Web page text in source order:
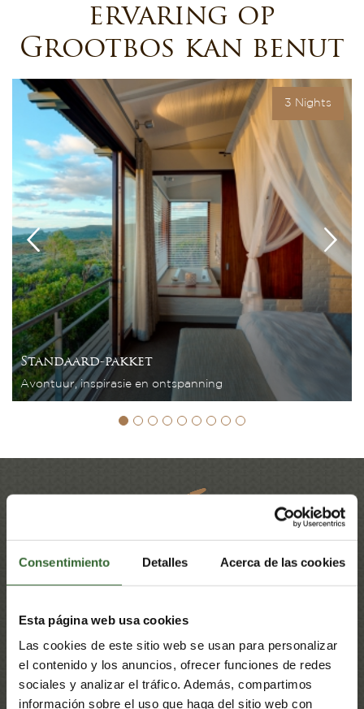
Consentimiento Detalles Acerca de las cookies
Esta página web usa cookies
Las cookies de este sitio web se usan para personalizar
el contenido y los anuncios, ofrecer funciones de redes
sociales y analizar el tráfico. Además, compartimos
información sobre el uso que haga del sitio web con
ervaring op
Grootbos kan benut
Standaard-pakket
Avontuur, inspirasie en ontspanning
3 Nights
a great
A spot of heaven - What a
helpful. Views are incredible.
Bruce F - Germany
This